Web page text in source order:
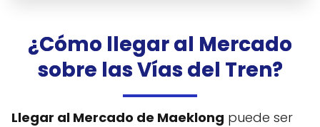
¿Cómo llegar al Mercado
sobre las Vías del Tren?
Llegar al Mercado de Maeklong puede ser